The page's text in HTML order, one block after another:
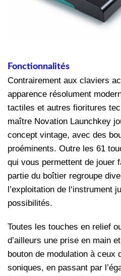
Fonctionnalités
Contrairement aux claviers
apparence résolument
tactiles et autres fioritures
maître Novation Launchkey
concept vintage, avec des
proéminents. Outre les 61
qui vous permettent de jouer
partie du boîtier regroupe
l’exploitation de l‘instrument
possibilités.
Toutes les touches en relief
d’ailleurs une prise en main
bouton de modulation à ceux
soniques, en passant par